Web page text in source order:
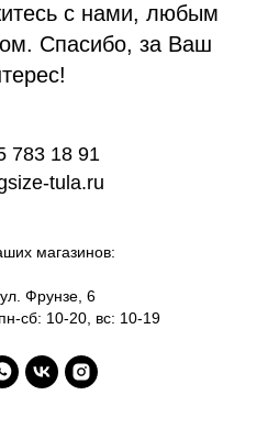
с нами, любым
Спасибо, за Ваш
783 18 91
tula.ru
магазинов:
ул. Фрунзе, 6
сб: 10-20, вс: 10-19